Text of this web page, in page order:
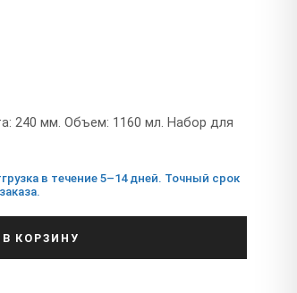
240 мм. Объем: 1160 мл. Набор для
в течение 5–14 дней. Точный срок
КОРЗИНУ